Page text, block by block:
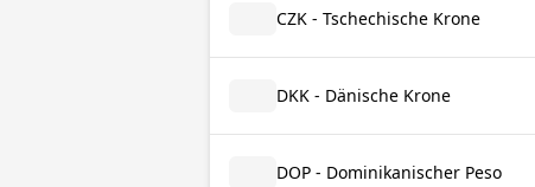
CZK - Tschechische Krone
DKK - Dänische Krone
DOP - Dominikanischer Peso